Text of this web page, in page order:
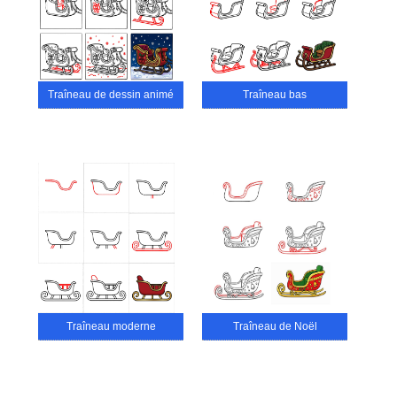
Traîneau de dessin animé Traîneau bas
Traîneau moderne Traîneau de Noël